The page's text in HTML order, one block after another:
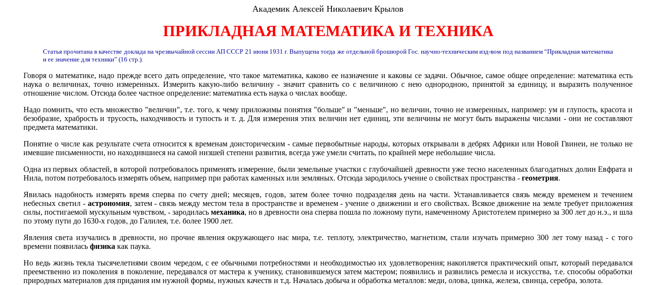
Академик Алексей Николаевич Крылов
ПРИКЛАДНАЯ МАТЕМАТИКА И ТЕХНИКА
Статья прочитана в качестве доклада на чрезвычайной сессии АП СССР 21 июня 1931 г. Выпущена тогда же отдельной брошюрой Гос. научно-техническим изд-вом под названием “Прикладная математика
и ее значение для техники” (16 стр.).
Говоря о математике, надо прежде всего дать определение, что такое математика, каково ее назначение и каковы се задачи. Обычное, самое общее определение: математика есть
наука о величинах, точно измеренных. Измерить какую-либо величину - значит сравнить со с величиною с нею однородною, принятой за единицу, и выразить полученное
отношение числом. Отсюда более частное определение: математика есть наука о числах вообще.
Надо помнить, что есть множество "величин", т.е. того, к чему приложимы понятия "больше" и "меньше", но величин, точно не измеренных, например: ум и глупость, красота и
безобразие, храбрость и трусость, находчивость и тупость и т. д. Для измерения этих величин нет единиц, эти величины не могут быть выражены числами - они не составляют
предмета математики.
Понятие о числе как результате счета относится к временам доисторическим - самые первобытные народы, которых открывали в дебрях Африки или Новой Гвинеи, не только не
имевшие письменности, но находившиеся на самой низшей степени развития, всегда уже умели считать, по крайней мере небольшие числа.
Одна из первых областей, в которой потребовалось применять измерение, были земельные участки с глубочайшей древности уже тесно населенных благодатных долин Евфрата и
Нила, потом потребовалось измерять объем, например при работах каменных или земляных. Отсюда зародилось учение о свойствах пространства - геометрия.
Явилась надобность измерять время сперва по счету дней; месяцев, годов, затем более точно подразделяя день на части. Устанавливается связь между временем и течением
небесных светил - астрономия, затем - связь между местом тела в пространстве и временем - учение о движении и его свойствах. Всякое движение на земле требует приложения
силы, постигаемой мускульным чувством, - зародилась механика, но в древности она сперва пошла по ложному пути, намеченному Аристотелем примерно за 300 лет до н.э., и шла
по этому пути до 1630-х годов, до Галилея, т.е. более 1900 лет.
Явления света изучались в древности, но прочие явления окружающего нас мира, т.е. теплоту, электричество, магнетизм, стали изучать примерно 300 лет тому назад - с того
времени появилась физика как паука.
Но ведь жизнь текла тысячелетиями своим чередом, с ее обычными потребностями и необходимостью их удовлетворения; накопляется практический опыт, который передавался
преемственно из поколения в поколение, передавался от мастера к ученику, становившемуся затем мастером; появились и развились ремесла и искусства, т.е. способы обработки
природных материалов для придания им нужной формы, нужных качеств и т.д. Началась добыча и обработка металлов: меди, олова, цинка, железа, свинца, серебра, золота.